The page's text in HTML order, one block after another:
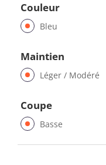
Couleur
Bleu
Maintien
Léger / Modéré
Coupe
Basse